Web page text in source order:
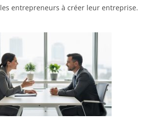
entrepreneurs à créer leur entreprise.